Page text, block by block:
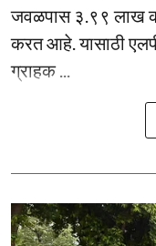
जवळपास ३.९९ लाख
करत आहे. यासाठी
ग्राहक ...